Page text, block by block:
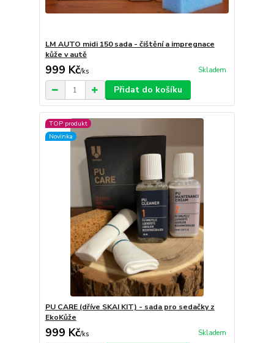
LM AUTO midi 150 sada - čištění a impregnace
kůže v autě
999 Kč/ks Skladem
Přidat do košíku
TOP produkt
Novinka
PU CARE (dříve SKAI KIT) - sada pro sedačky z
EkoKůže
999 Kč/ks Skladem